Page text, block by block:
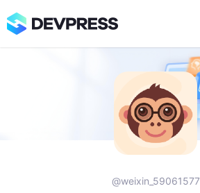
@weixin_59061577